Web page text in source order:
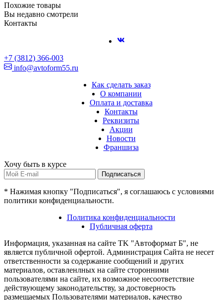
Похожие товары
Вы недавно смотрели
Контакты
+7 (3812) 366-003
info@avtoform55.ru
Как сделать заказ
О компании
Оплата и доставка
Контакты
Реквизиты
Акции
Новости
Франшиза
Хочу быть в курсе
Подписаться
* Нажимая кнопку "Подписаться", я соглашаюсь с условиями
политики конфиденциальности.
Политика конфиденциальности
Публичная оферта
Информация, указанная на сайте TK "Автоформат Б", не
является публичной офертой. Администрация Сайта не несет
ответственности за содержание сообщений и других
материалов, оставленлных на сайте сторонними
пользователями на сайте, их возможное несоответствие
действующему законодательству, за достоверность
размещаемых Пользователями материалов, качество